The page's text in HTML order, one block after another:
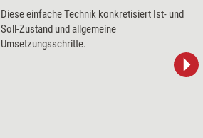
Diese einfache Technik konkretisiert Ist- und
Soll-Zustand und allgemeine
Umsetzungsschritte.